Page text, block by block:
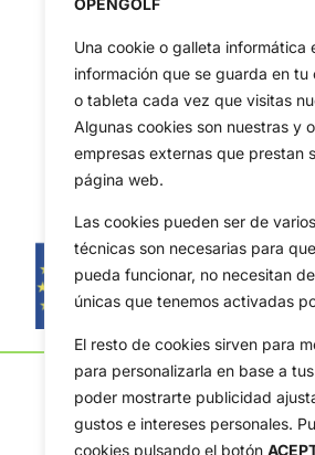
OPENGOLF
Una cookie o galleta informática
información que se guarda en tu
o tableta cada vez que visitas
Algunas cookies son nuestras y
empresas externas que prestan
página web.
Las cookies pueden ser de
técnicas son necesarias para
pueda funcionar, no necesitan
únicas que tenemos activadas
El resto de cookies sirven para
para personalizarla en base a
poder mostrarte publicidad
gustos e intereses personales.
cookies pulsando el botón